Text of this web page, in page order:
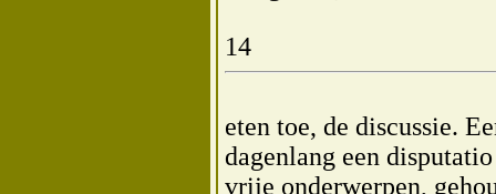
14
eten toe, de discussie.
dagenlang een
vrije onderwerpen,